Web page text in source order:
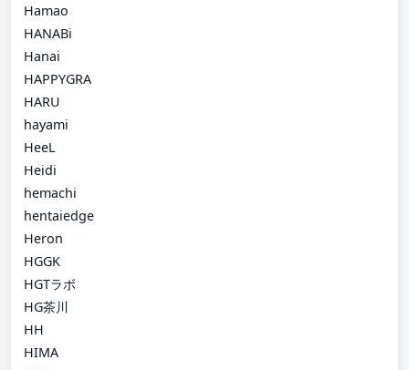
Hamao
HANABi
Hanai
HAPPYGRA
HARU
hayami
HeeL
Heidi
hemachi
hentaiedge
Heron
HGGK
HGTラボ
HG茶川
HH
HIMA